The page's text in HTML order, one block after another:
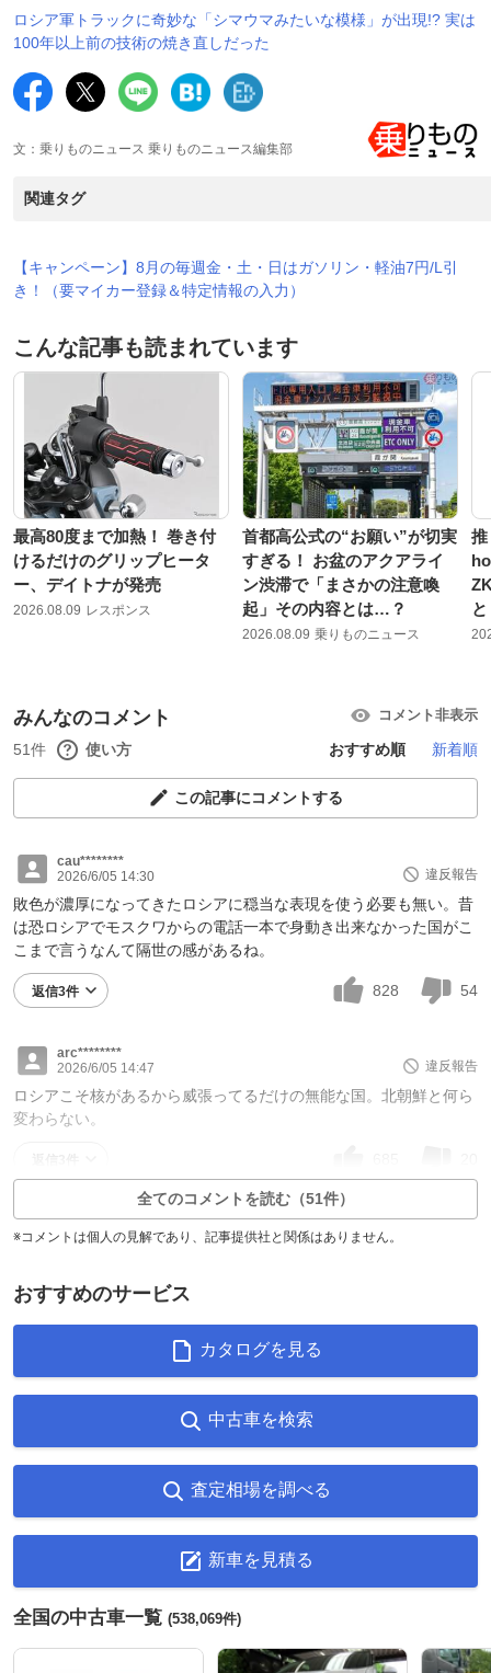
ロシア軍トラックに奇妙な「シマウマみたいな模様」が出現!? 実は
100年以上前の技術の焼き直しだった
文：乗りものニュース 乗りものニュース編集部
関連タグ
【キャンペーン】8月の毎週金・土・日はガソリン・軽油7円/L引
き！（要マイカー登録＆特定情報の入力）
こんな記事も読まれています
最高80度まで加熱！ 巻き付
けるだけのグリップヒータ
ー、デイトナが発売
2026.08.09 レスポンス
首都高公式の“お願い”が切実
すぎる！ お盆のアクアライ
ン渋滞で「まさかの注意喚
起」その内容とは…？
2026.08.09 乗りものニュース
みんなのコメント コメント非表示
51件 使い方 おすすめ順 新着順
この記事にコメントする
cau********
2026/6/05 14:30
違反報告
敗色が濃厚になってきたロシアに穏当な表現を使う必要も無い。昔
は恐ロシアでモスクワからの電話一本で身動き出来なかった国がこ
こまで言うなんて隔世の感があるね。
返信3件 828 54
arc********
2026/6/05 14:47
違反報告
ロシアこそ核があるから威張ってるだけの無能な国。北朝鮮と何ら
変わらない。
全てのコメントを読む（51件）
※コメントは個人の見解であり、記事提供社と関係はありません。
おすすめのサービス
カタログを見る
中古車を検索
査定相場を調べる
新車を見積る
全国の中古車一覧 (538,069件)